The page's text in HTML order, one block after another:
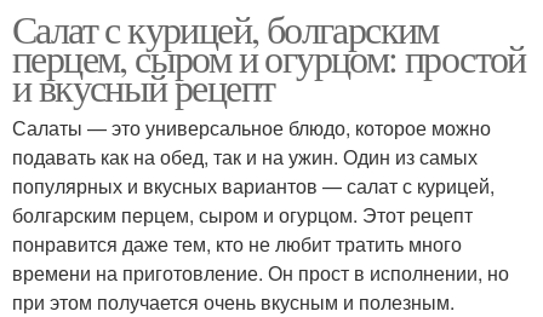
Салат с курицей, болгарским
перцем, сыром и огурцом: простой
и вкусный рецепт
Салаты — это универсальное блюдо, которое можно
подавать как на обед, так и на ужин. Один из самых
популярных и вкусных вариантов — салат с курицей,
болгарским перцем, сыром и огурцом. Этот рецепт
понравится даже тем, кто не любит тратить много
времени на приготовление. Он прост в исполнении, но
при этом получается очень вкусным и полезным.